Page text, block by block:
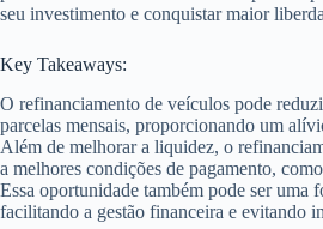
seu investimento e conquistar maior
Key Takeaways:
O refinanciamento de veículos pode
parcelas mensais, proporcionando um
Além de melhorar a liquidez, o
a melhores condições de pagamento,
Essa oportunidade também pode ser uma
facilitando a gestão financeira e evitando